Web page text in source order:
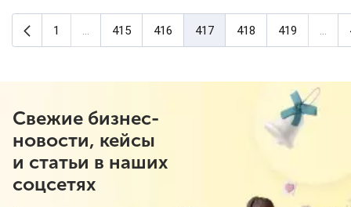
Предыдущая страница
1 415 416 417 418 419
Свежие бизнес-
новости, кейсы
и статьи в наших
соцсетях